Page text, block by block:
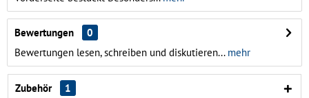
Bewertungen
0
Bewertungen lesen, schreiben und diskutieren...mehr
Zubehör 1